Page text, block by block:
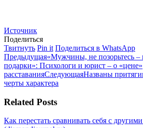
Источник
Поделиться
ТвитнутьПоделиться
в
Twitter
Pin itПоделиться
в
Pinterest
Поделиться в WhatsApp
в
Навигация
по
записям
ПредыдущаяПредыдущая
запись:
«Мужчины, не позорьтесь –
подарки»: Психологи и юрист – о «цене»
расставанияСледующаяСледующая
Названы
черты характера
Related Posts
Как перестать сравнивать себя с